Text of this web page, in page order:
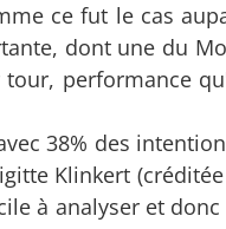
ce fut le cas
dont une du
performance
38% des
Klinkert
à analyser et